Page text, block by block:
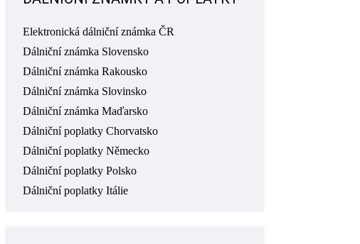
Elektronická dálniční známka ČR
Dálniční známka Slovensko
Dálniční známka Rakousko
Dálniční známka Slovinsko
Dálniční známka Maďarsko
Dálniční poplatky Chorvatsko
Dálniční poplatky Německo
Dálniční poplatky Polsko
Dálniční poplatky Itálie